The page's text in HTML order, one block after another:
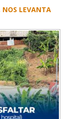
NOS LEVANTA